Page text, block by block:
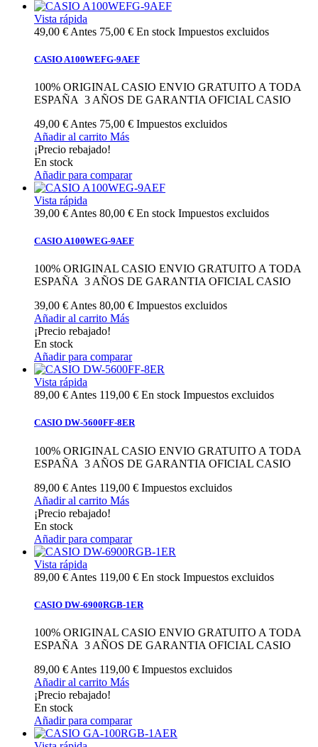
Vista rápida
49,00 € Antes 75,00 € En stock Impuestos excluidos
CASIO A100WEFG-9AEF
100% ORIGINAL CASIO ENVIO GRATUITO A TODA
ESPAÑA 3 AÑOS DE GARANTIA OFICIAL CASIO
49,00 € Antes 75,00 € Impuestos excluidos
Añadir al carrito Más
¡Precio rebajado!
En stock
Añadir para comparar
Vista rápida
39,00 € Antes 80,00 € En stock Impuestos excluidos
CASIO A100WEG-9AEF
100% ORIGINAL CASIO ENVIO GRATUITO A TODA
ESPAÑA 3 AÑOS DE GARANTIA OFICIAL CASIO
39,00 € Antes 80,00 € Impuestos excluidos
Añadir al carrito Más
¡Precio rebajado!
En stock
Añadir para comparar
Vista rápida
89,00 € Antes 119,00 € En stock Impuestos excluidos
CASIO DW-5600FF-8ER
100% ORIGINAL CASIO ENVIO GRATUITO A TODA
ESPAÑA 3 AÑOS DE GARANTIA OFICIAL CASIO
89,00 € Antes 119,00 € Impuestos excluidos
Añadir al carrito Más
¡Precio rebajado!
En stock
Añadir para comparar
Vista rápida
89,00 € Antes 119,00 € En stock Impuestos excluidos
CASIO DW-6900RGB-1ER
100% ORIGINAL CASIO ENVIO GRATUITO A TODA
ESPAÑA 3 AÑOS DE GARANTIA OFICIAL CASIO
89,00 € Antes 119,00 € Impuestos excluidos
Añadir al carrito Más
¡Precio rebajado!
En stock
Añadir para comparar